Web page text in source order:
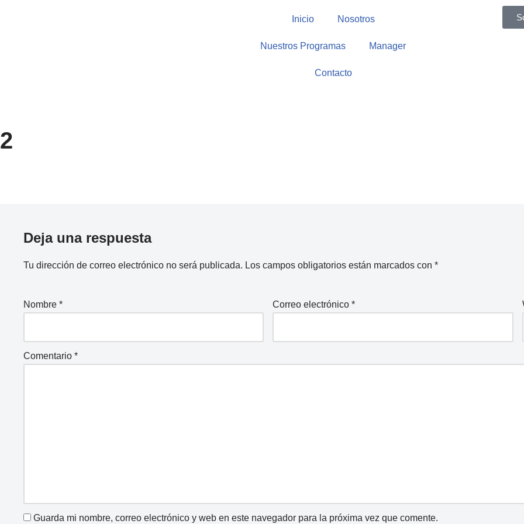
Inicio Nosotros
Nuestros Programas Manager
Contacto
2
Deja una respuesta
Tu dirección de correo electrónico no será publicada. Los campos obligatorios están marcados con *
Nombre * Correo electrónico*
Comentario *
Guarda mi nombre, correo electrónico y web en este navegador para la próxima vez que comente.